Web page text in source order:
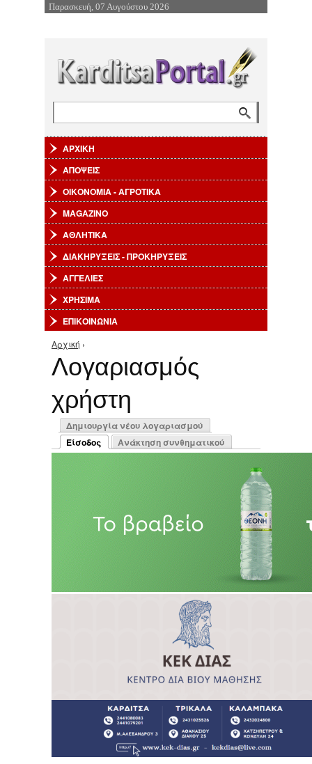
Επιστροφή στην Πλοήγηση
Παρασκευή, 07 Αυγούστου 2026
ΑΡΧΙΚΗ
ΑΠΟΨΕΙΣ
ΟΙΚΟΝΟΜΙΑ - ΑΓΡΟΤΙΚΑ
MAGAZINO
ΑΘΛΗΤΙΚΑ
ΔΙΑΚΗΡΥΞΕΙΣ - ΠΡΟΚΗΡΥΞΕΙΣ
ΑΓΓΕΛΙΕΣ
ΧΡΗΣΙΜΑ
ΕΠΙΚΟΙΝΩΝΙΑ
Είστε εδώ
Αρχική ›
Λογαριασμός
χρήστη
Πρωτεύουσες καρτέλες
Δημιουργία νέου λογαριασμού
Είσοδος
(ενεργή καρτέλα)
Ανάκτηση συνθηματικού